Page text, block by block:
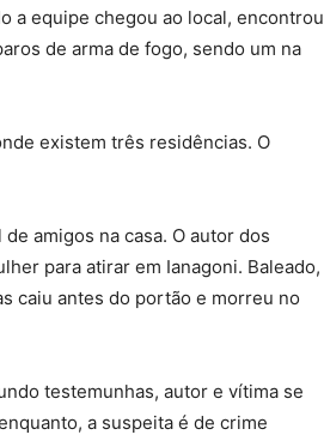
a equipe chegou ao local, encontrou
de arma de fogo, sendo um na
existem três residências. O
amigos na casa. O autor dos
para atirar em Ianagoni. Baleado,
caiu antes do portão e morreu no
testemunhas, autor e vítima se
a suspeita é de crime